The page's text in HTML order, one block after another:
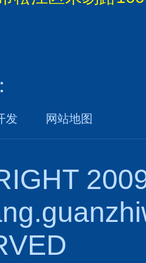
发 网站地图